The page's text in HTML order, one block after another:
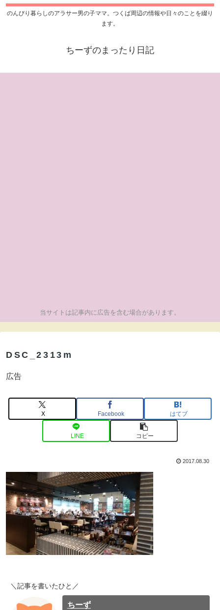
のんびり暮らしのアラサー男の子ママ。つくば周辺の情報や日々のことを綴り
ます。
ちーずのまったり日記
当サイトは記事内に広告を含む場合があります。
DSC_2313m
広告
X Facebook はてブ
LINE コピー
2017.08.30
＼記事を書いたひと／
ちーず